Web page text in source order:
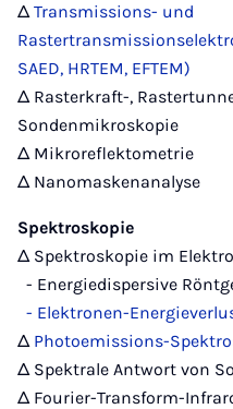
ΔTransmissions- und
SAED, HRTEM, EFTEM)
Δ Rasterkraft-,
Sondenmikroskopie
Δ Mikroreflektometrie
Δ Nanomaskenanalyse
Spektroskopie
Δ Spektroskopie im
- Energiedispersive
- Elektronen-
Δ Photoemissions-
Δ Spektrale Antwort von
Δ Fourier-Transform-